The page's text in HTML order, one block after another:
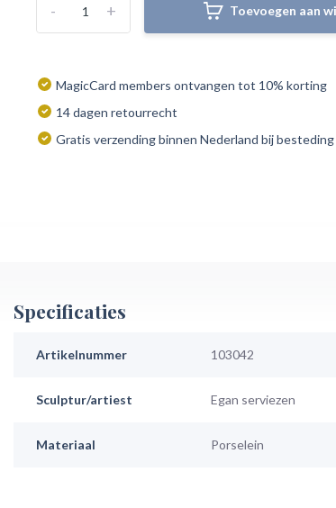
+
- Toevoegen aan
MagicCard members ontvangen tot 10% korting
14 dagen retourrecht
Gratis verzending binnen Nederland bij
Specificaties
Artikelnummer 103042
Sculptur/artiest Egan serviezen
Materiaal Porselein